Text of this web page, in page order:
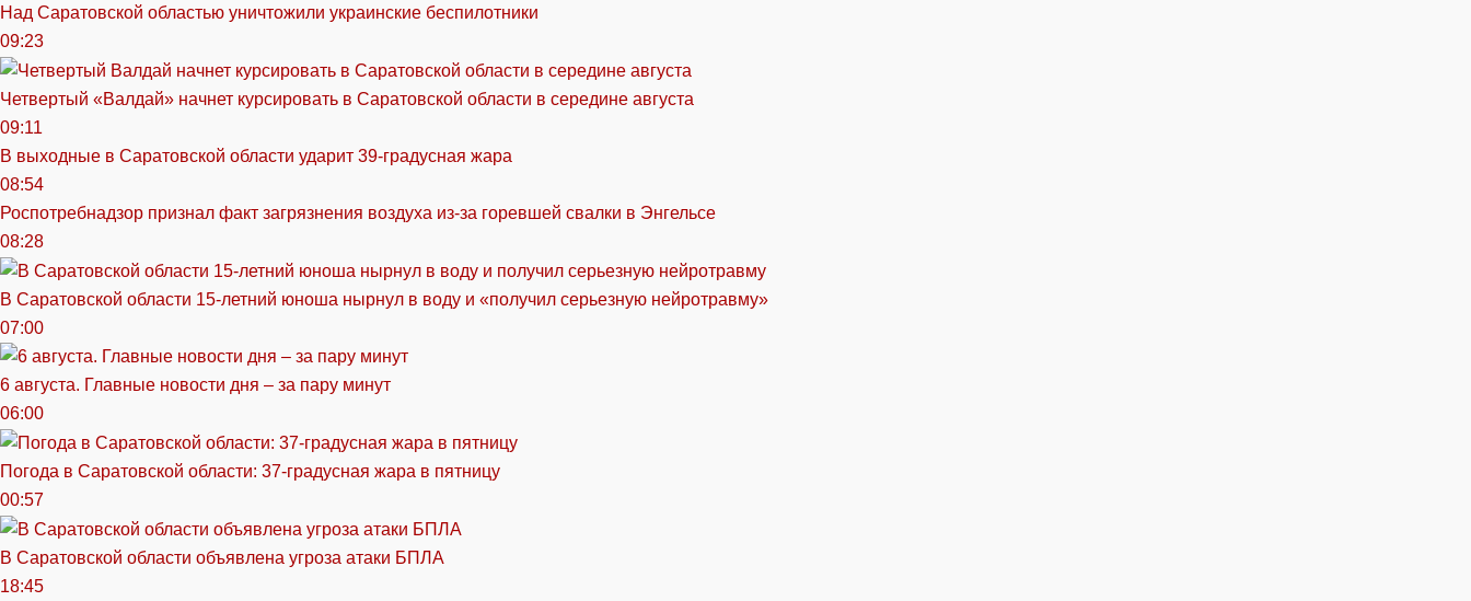
Над Саратовской областью уничтожили украинские беспилотники
09:23
Четвертый «Валдай» начнет курсировать в Саратовской области в середине августа
09:11
В выходные в Саратовской области ударит 39-градусная жара
08:54
Роспотребнадзор признал факт загрязнения воздуха из-за горевшей свалки в Энгельсе
08:28
В Саратовской области 15-летний юноша нырнул в воду и «получил серьезную нейротравму»
07:00
6 августа. Главные новости дня – за пару минут
06:00
Погода в Саратовской области: 37-градусная жара в пятницу
00:57
В Саратовской области объявлена угроза атаки БПЛА
18:45